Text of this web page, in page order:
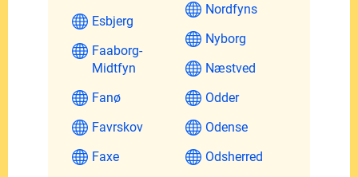
Esbjerg
Faaborg-
Midtfyn
Fanø
Favrskov
Faxe
Nordfyns
Nyborg
Næstved
Odder
Odense
Odsherred